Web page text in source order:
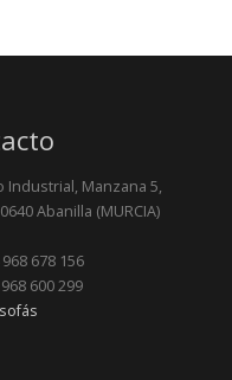
Industrial, Manzana 5,
Abanilla (MURCIA)
678 156
600 299